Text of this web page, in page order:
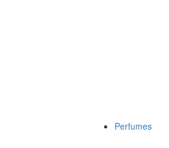
Perfumes